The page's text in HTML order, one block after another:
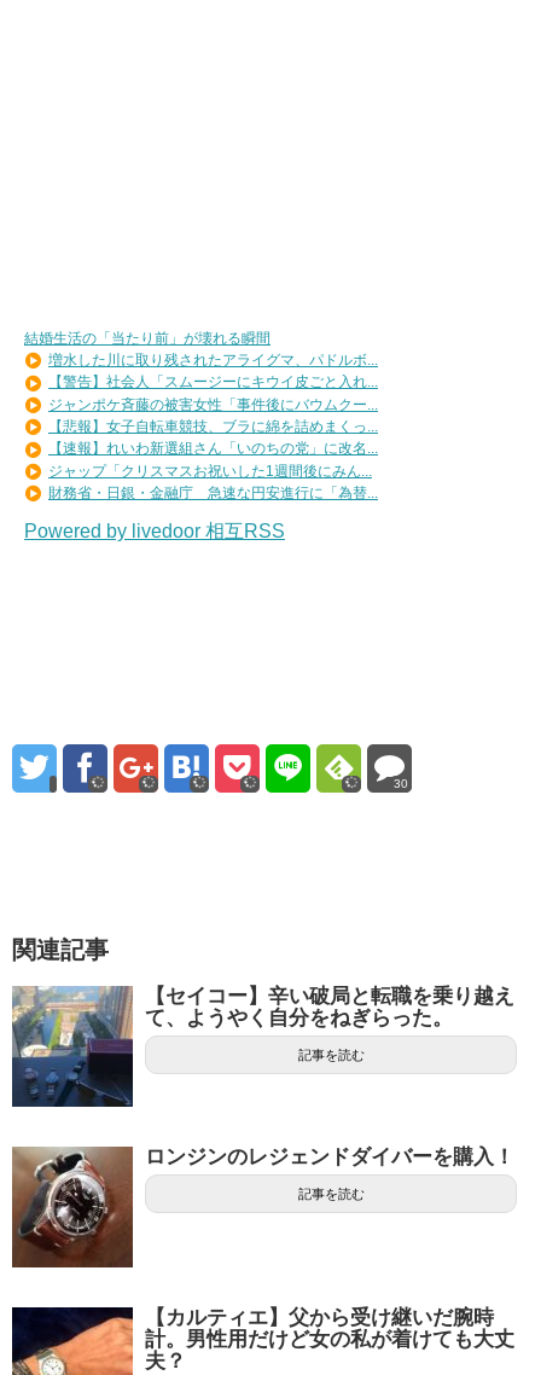
結婚生活の「当たり前」が壊れる瞬間
増水した川に取り残されたアライグマ、パドルボ...
【警告】社会人「スムージーにキウイ皮ごと入れ...
ジャンポケ斉藤の被害女性「事件後にバウムクー...
【悲報】女子自転車競技、ブラに綿を詰めまくっ...
【速報】れいわ新選組さん「いのちの党」に改名...
ジャップ「クリスマスお祝いした1週間後にみん...
財務省・日銀・金融庁 急速な円安進行に「為替...
Powered by livedoor 相互RSS
30
関連記事
【セイコー】辛い破局と転職を乗り越え
て、ようやく自分をねぎらった。
記事を読む
ロンジンのレジェンドダイバーを購入！
記事を読む
【カルティエ】父から受け継いだ腕時
計。男性用だけど女の私が着けても大丈
夫？